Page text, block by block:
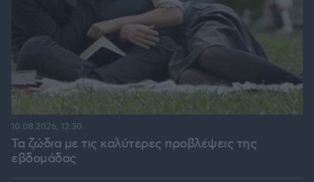
Τα ζώδια με τις καλύτερες προβλέψεις της
εβδομάδας
10.08.2026, 12:30